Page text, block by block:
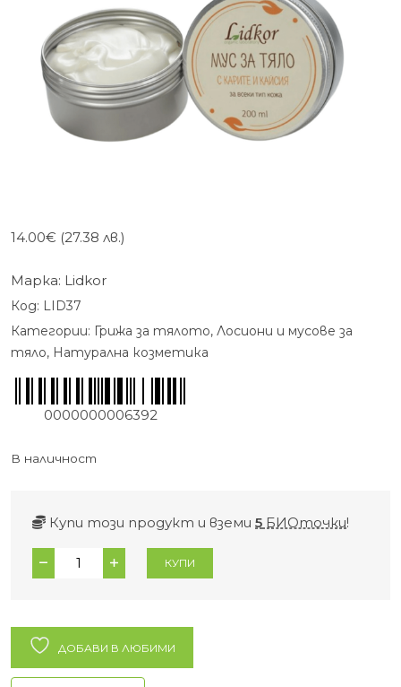
14.00€ (27.38 лв.)
Марка: Lidkor
Код: LID37
Категории: Грижа за тялото, Лосиони и мусове за
тяло, Натурална козметика
0000000006392
В наличност
Купи този продукт и вземи 5 БИОточки!
количество
за
тяло
с
КУПИ
ДОБАВИ В ЛЮБИМИ